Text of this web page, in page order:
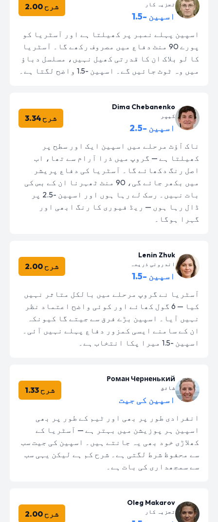
تجزیہ کار
اسپین -1.5
شرح 2.00
اسپین پہلے نمبر پر کھیلتا ہے اور آسٹریا کو
پورے 90 منٹ دفاع میں مصروف رکھے گا۔ آسٹریا
کا لو بلاک ان کا قدرتی کھیل نہیں، مسلسل دباؤ
میں وہ ٹوٹ جائیں گے۔ اسپین -1.5 واضح لگتا ہے۔
Dima Chebanenko
کیپر
اسپین -2.5
شرح 3.34
ناک آؤٹ مرحلے میں اسپین ایک اور سطح پر
کھیلتا ہے — گروپ میں ذرا آرام سے تھا، اب
اصل رنگ دکھائے گا۔ آسٹریا کی دفاع پریشر
میں بکھر جائے گی، 90 منٹ ٹھہرنا ان کے بس کی
بات نہیں۔ رسک لے رہا ہوں اور اسپین -2.5 پر
ڈال رہا ہوں — ریڈ فیوری کا رنگ ابھی اور
گہرا ہوگا۔
Lenin Zhuk
اندرونی ذریعہ
اسپین -1.5
شرح 2.00
آسٹریا نے گروپ مرحلے میں بالکل متاثر نہیں
کیا — 6 گول کھائے اور کوئی واضح اعتماد نظر
نہیں آیا۔ اسپین بڑے فرق سے جیتے گا کیونکہ
ان کے سامنے ایسی کمزور دفاع پہلے نہیں آئی۔
اسپین -1.5 میرا پکا انتخاب ہے۔
Роман Черненький
شائق
اسپین کی جیت
شرح 1.33
انفرادی طور پر بھی اور ٹیم کے طور پر بھی
اسپین ہر پوزیشن میں بہتر ہے — آسٹریا کے
کھلاڑی خود بھی یہ جانتے ہیں۔ اسپین کی جیت سب
سے محفوظ شرط لگتی ہے۔ شرح کم ہے لیکن یہی سب
سے سمجھداری کی بات ہے۔
Oleg Makarov
تجزیہ کار شرح 2.00